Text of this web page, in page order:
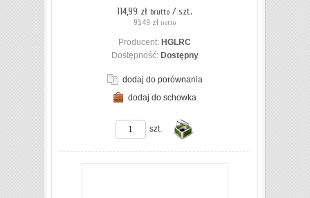
114,99 zł brutto / szt.
93,49 zł netto
Producent: HGLRC
Dostępność: Dostępny
dodaj do porównania
dodaj do schowka
szt.